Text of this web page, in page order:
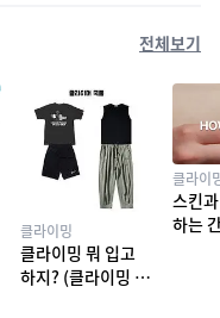
전체보기
클라이밍
클라이밍 뭐 입고
하지? (클라이밍 복
클라이
스킨
하는